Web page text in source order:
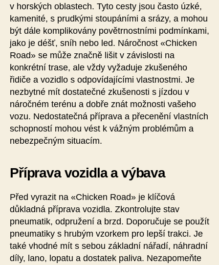
v horských oblastech. Tyto cesty jsou často úzké,
kamenité, s prudkými stoupáními a srázy, a mohou
být dále komplikovány povětrnostními podmínkami,
jako je déšť, sníh nebo led. Náročnost «Chicken
Road» se může značně lišit v závislosti na
konkrétní trase, ale vždy vyžaduje zkušeného
řidiče a vozidlo s odpovídajícími vlastnostmi. Je
nezbytné mít dostatečné zkušenosti s jízdou v
náročném terénu a dobře znát možnosti vašeho
vozu. Nedostatečná příprava a přecenění vlastních
schopností mohou vést k vážným problémům a
nebezpečným situacím.
Příprava vozidla a výbava
Před vyrazit na «Chicken Road» je klíčová
důkladná příprava vozidla. Zkontrolujte stav
pneumatik, odpružení a brzd. Doporučuje se použít
pneumatiky s hrubým vzorkem pro lepší trakci. Je
také vhodné mít s sebou základní nářadí, náhradní
díly, lano, lopatu a dostatek paliva. Nezapomeňte